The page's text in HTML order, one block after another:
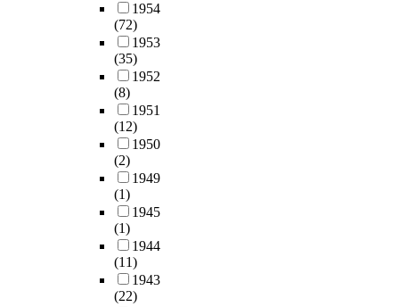
1954
(72)
1953
(35)
1952
(8)
1951
(12)
1950
(2)
1949
(1)
1945
(1)
1944
(11)
1943
(22)